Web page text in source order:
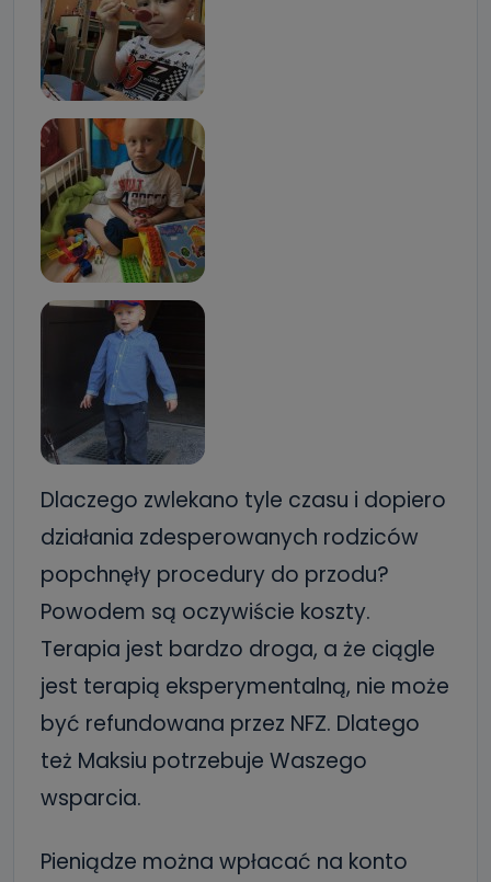
Dlaczego zwlekano tyle czasu i dopiero
działania zdesperowanych rodziców
popchnęły procedury do przodu?
Powodem są oczywiście koszty.
Terapia jest bardzo droga, a że ciągle
jest terapią eksperymentalną, nie może
być refundowana przez NFZ. Dlatego
też Maksiu potrzebuje Waszego
wsparcia.
Pieniądze można wpłacać na konto